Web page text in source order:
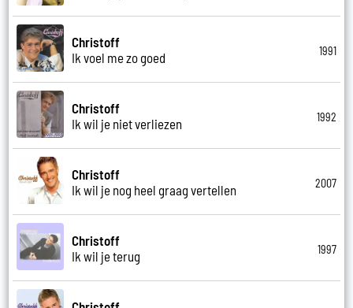
Christoff
Ik voel me zo goed
1991
Christoff
Ik wil je niet verliezen
1992
Christoff
Ik wil je nog heel graag vertellen
2007
Christoff
Ik wil je terug
1997